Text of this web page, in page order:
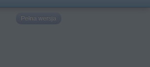
Pełna wersja